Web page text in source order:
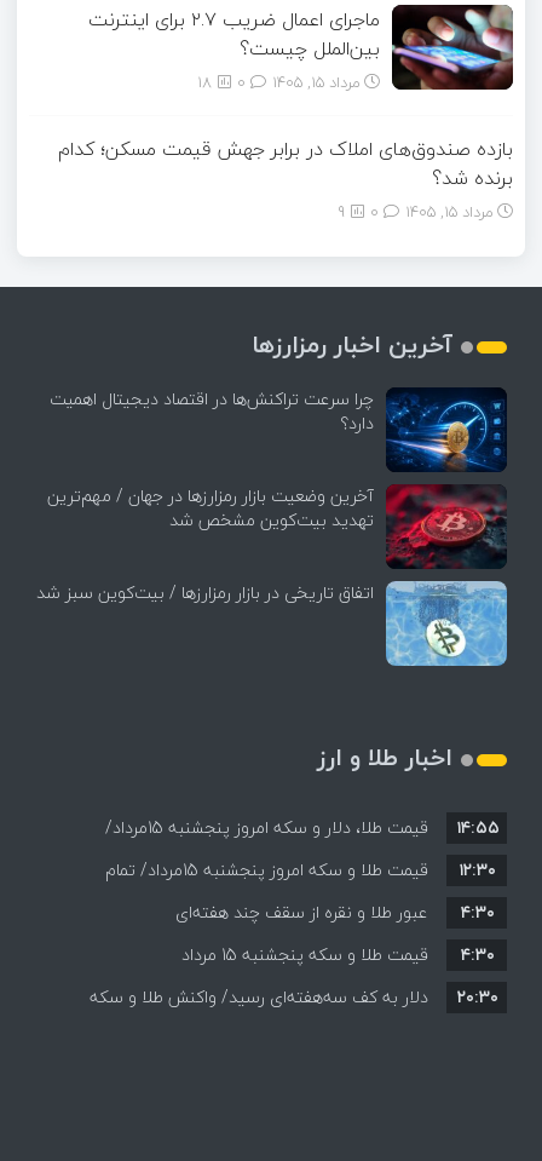
ماجرای اعمال ضریب ۲.۷ برای اینترنت
بین‌الملل چیست؟
مرداد ۱۵, ۱۴۰۵ 18
بازده صندوق‌های املاک در برابر جهش قیمت مسکن؛ کدام
برنده شد؟
مرداد ۱۵, ۱۴۰۵ 9
آخرین اخبار رمزارزها
چرا سرعت تراکنش‌ها در اقتصاد دیجیتال اهمیت
دارد؟
آخرین وضعیت بازار رمزارزها در جهان / مهم‌ترین
تهدید بیت‌کوین مشخص شد
اتفاق تاریخی در بازار رمزارزها / بیت‌کوین سبز شد
اخبار طلا و ارز
قیمت طلا، دلار و سکه امروز پنجشنبه 15مرداد/
افزایش قیمت ها + جدول
۱۴:۵۵
قیمت طلا و سکه امروز پنجشنبه 15مرداد/ تمام
قیمت ها بر مدار افزایش + جدول
۱۲:۳۰
عبور طلا و نقره از سقف چند هفته‌ای
۴:۳۰
قیمت طلا و سکه پنجشنبه 15 مرداد
۴:۳۰
دلار به کف سه‌هفته‌ای رسید/ واکنش طلا و سکه
۲۰:۳۰